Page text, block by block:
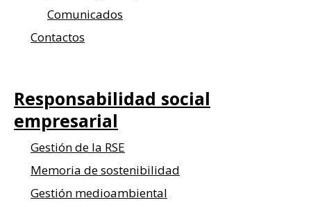
Comunicados
Contactos
Responsabilidad social
empresarial
Gestión de la RSE
Memoria de sostenibilidad
Gestión medioambiental